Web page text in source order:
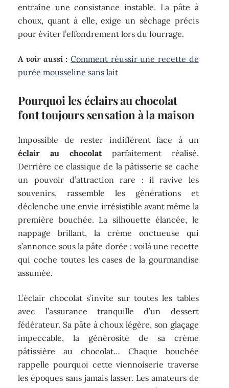
entraîne une consistance instable. La pâte à
choux, quant à elle, exige un séchage précis
pour éviter l’effondrement lors du fourrage.
A voir aussi : Comment réussir une recette de
purée mousseline sans lait
Pourquoi les éclairs au chocolat
font toujours sensation à la maison
Impossible de rester indifférent face à un
éclair au chocolatparfaitement réalisé.
Derrière ce classique de la pâtisserie se cache
un pouvoir d’attraction rare : il ravive les
souvenirs, rassemble les générations et
déclenche une envie irrésistible avant même la
première bouchée. La silhouette élancée, le
nappage brillant, la crème onctueuse qui
s’annonce sous la pâte dorée : voilà une recette
qui coche toutes les cases de la gourmandise
assumée.
L’éclair chocolat s’invite sur toutes les tables
avec l’assurance tranquille d’un dessert
fédérateur. Sa pâte à choux légère, son glaçage
impeccable, la générosité de sa crème
pâtissière au chocolat… Chaque bouchée
rappelle pourquoi cette viennoiserie traverse
les époques sans jamais lasser. Les amateurs de